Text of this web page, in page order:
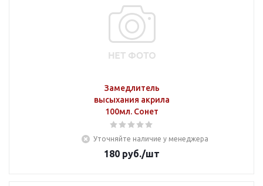
Замедлитель
высыхания акрила
100мл. Сонет
Уточняйте наличие у менеджера
180 руб./шт